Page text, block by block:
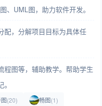
、UML图，助力软件开发。
配，分解项目目标为具体任
程图等，辅助教学。帮助学生
(20) 畅图(1)